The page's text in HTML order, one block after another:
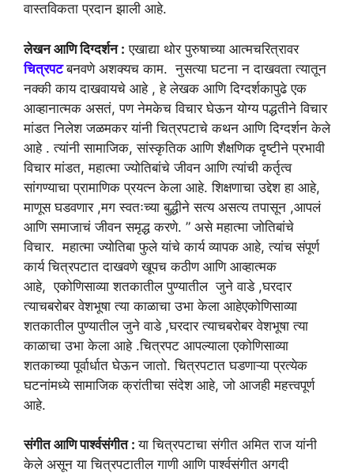
वास्तविकता प्रदान झाली आहे.
लेखन आणि दिग्दर्शन : एखाद्या थोर पुरुषाच्या आत्मचरित्रावर
चित्रपट बनवणे अशक्यच काम. नुसत्या घटना न दाखवता त्यातून
नक्की काय दाखवायचे आहे , हे लेखक आणि दिग्दर्शकापुढे एक
आव्हानात्मक असतं, पण नेमकेच विचार घेऊन योग्य पद्धतीने विचार
मांडत निलेश जळमकर यांनी चित्रपटाचे कथन आणि दिग्दर्शन केले
आहे . त्यांनी सामाजिक, सांस्कृतिक आणि शैक्षणिक दृष्टीने प्रभावी
विचार मांडत, महात्मा ज्योतिबांचे जीवन आणि त्यांची कर्तृत्व
सांगण्याचा प्रामाणिक प्रयत्न केला आहे. शिक्षणाचा उद्देश हा आहे,
माणूस घडवणार ,मग स्वतःच्या बुद्धीने सत्य असत्य तपासून ,आपलं
आणि समाजाचं जीवन समृद्ध करणे. ” असे महात्मा जोतिबांचे
विचार. महात्मा ज्योतिबा फुले यांचे कार्य व्यापक आहे, त्यांच संपूर्ण
कार्य चित्रपटात दाखवणे खूपच कठीण आणि आव्हात्मक
आहे, एकोणिसाव्या शतकातील पुण्यातील जुने वाडे ,घरदार
त्याचबरोबर वेशभूषा त्या काळाचा उभा केला आहेएकोणिसाव्या
शतकातील पुण्यातील जुने वाडे ,घरदार त्याचबरोबर वेशभूषा त्या
काळाचा उभा केला आहे .चित्रपट आपल्याला एकोणिसाव्या
शतकाच्या पूर्वार्धात घेऊन जातो. चित्रपटात घडणाऱ्या प्रत्येक
घटनांमध्ये सामाजिक क्रांतीचा संदेश आहे, जो आजही महत्त्वपूर्ण
आहे.
संगीत आणि पार्श्वसंगीत :या चित्रपटाचा संगीत अमित राज यांनी
केले असून या चित्रपटातील गाणी आणि पार्श्वसंगीत अगदी